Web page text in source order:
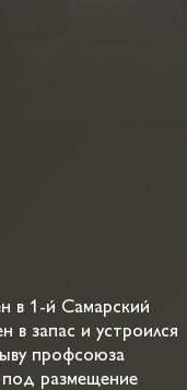
в 1-й Самарский
в запас и устроился
профсоюза
размещение